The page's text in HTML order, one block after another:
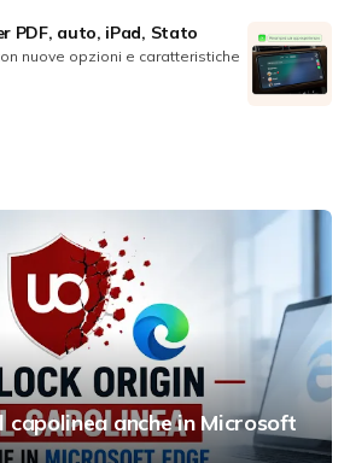
PDF, auto, iPad, Stato
nuove opzioni e caratteristiche
capolinea anche in Microsoft